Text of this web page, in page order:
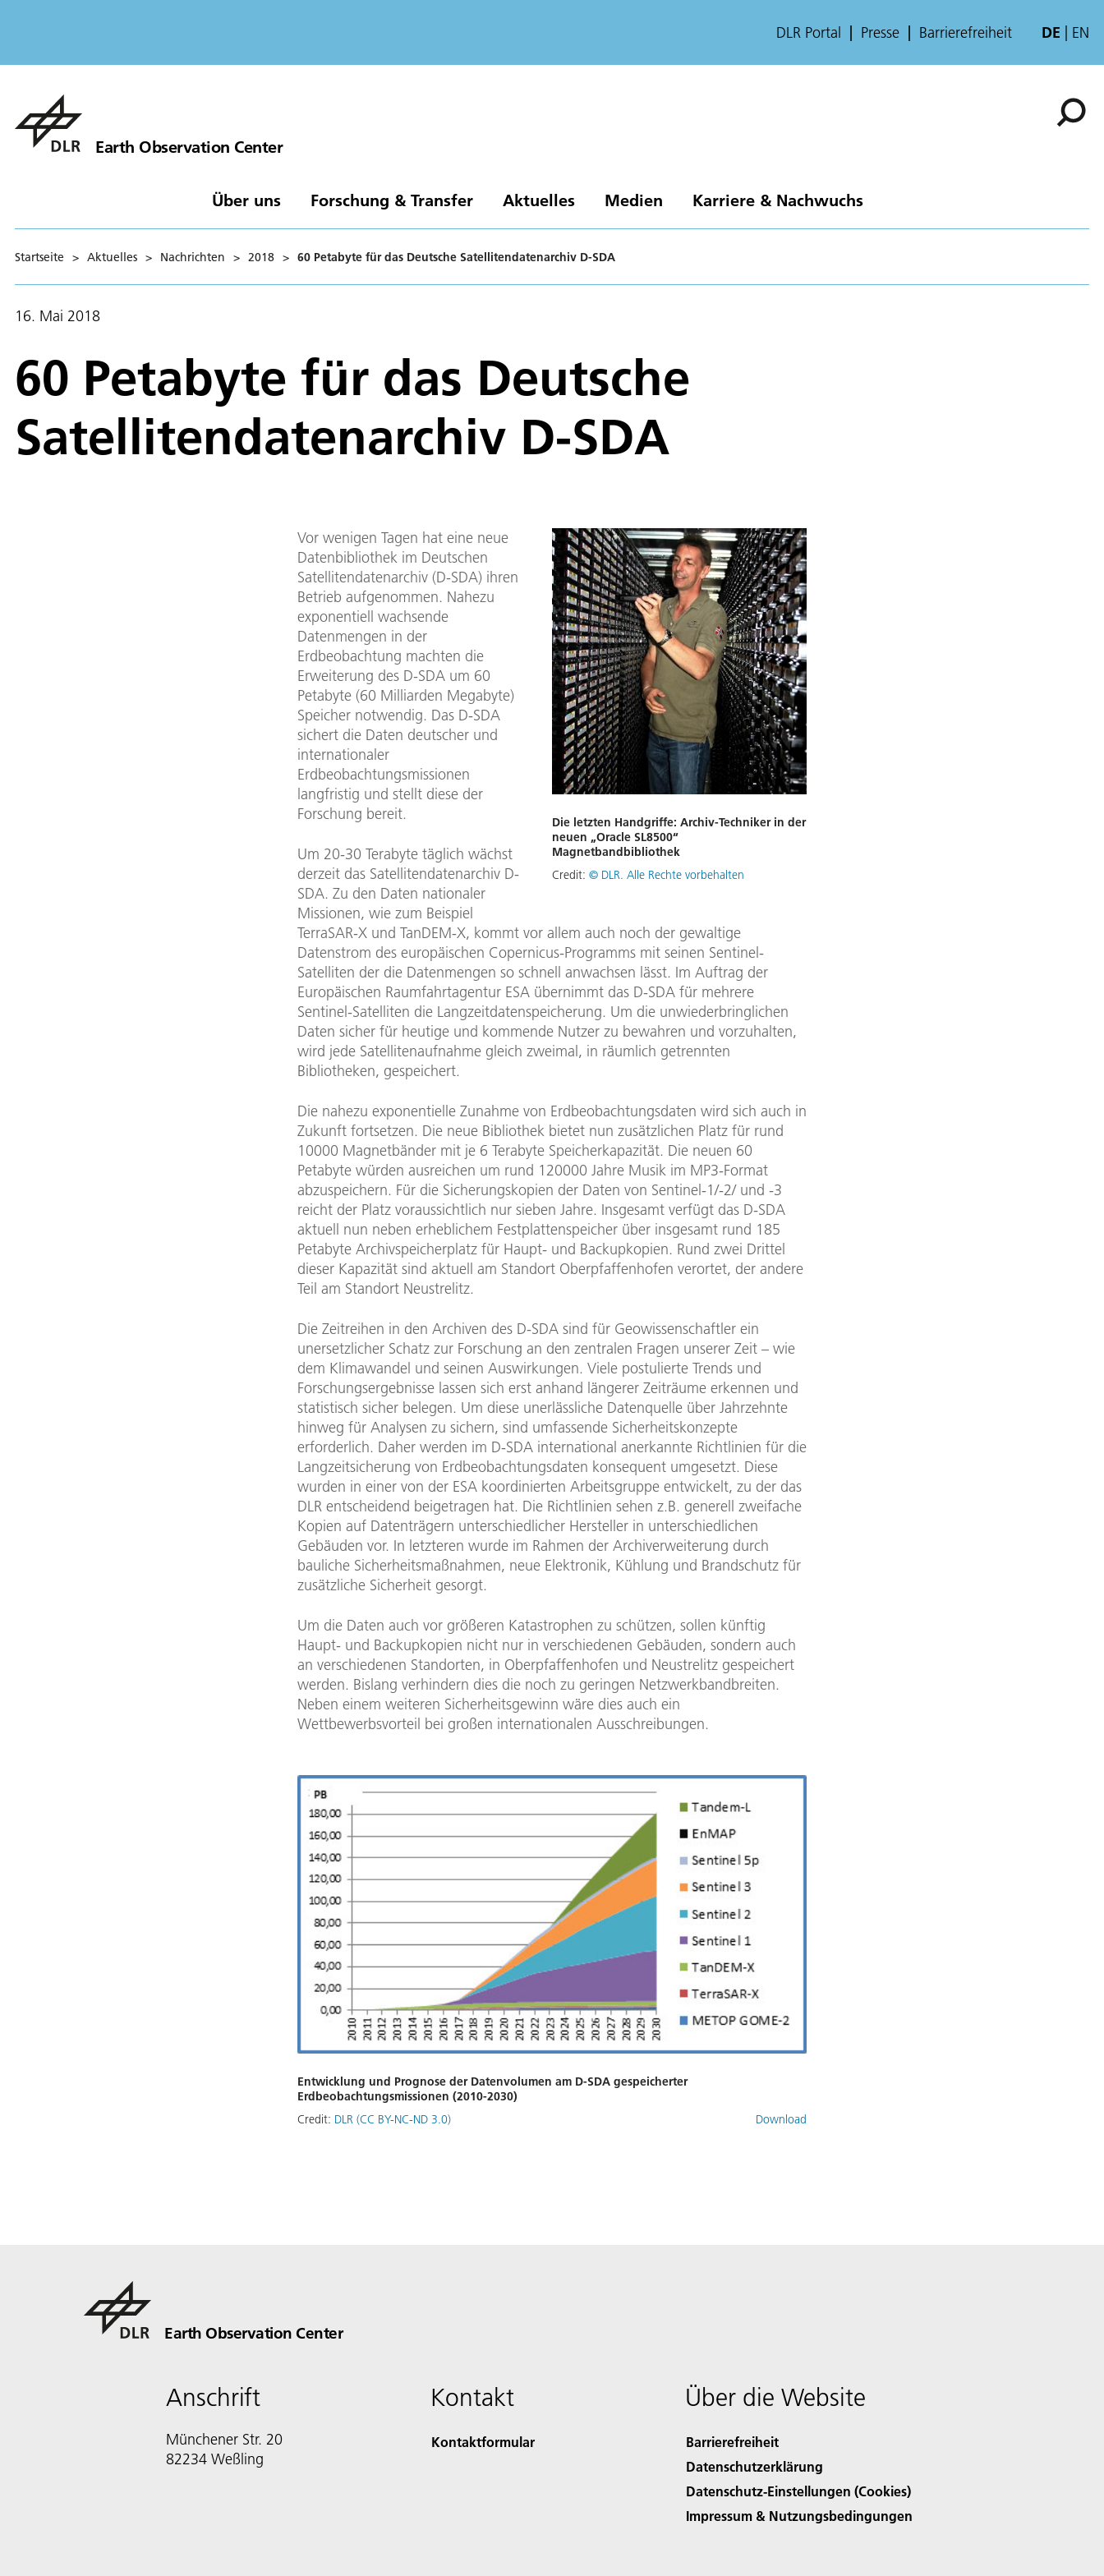
DLR Portal Presse Barrierefreiheit DE EN
Earth Observation Center
Über uns Forschung & Transfer Aktuelles Medien Karriere & Nachwuchs
Startseite > Aktuelles > Nachrichten > 2018 > 60 Petabyte für das Deutsche Satellitendatenarchiv D-SDA
16. Mai 2018
60 Petabyte für das Deutsche
Satellitendatenarchiv D-SDA
Die letzten Handgriffe: Archiv-Techniker in der
neuen „Oracle SL8500“
Magnetbandbibliothek
Credit: © DLR. Alle Rechte vorbehalten
Vor wenigen Tagen hat eine neue
Datenbibliothek im Deutschen
Satellitendatenarchiv (D-SDA) ihren
Betrieb aufgenommen. Nahezu
exponentiell wachsende
Datenmengen in der
Erdbeobachtung machten die
Erweiterung des D-SDA um 60
Petabyte (60 Milliarden Megabyte)
Speicher notwendig. Das D-SDA
sichert die Daten deutscher und
internationaler
Erdbeobachtungsmissionen
langfristig und stellt diese der
Forschung bereit.
Um 20-30 Terabyte täglich wächst
derzeit das Satellitendatenarchiv D-
SDA. Zu den Daten nationaler
Missionen, wie zum Beispiel
TerraSAR-X und TanDEM-X, kommt vor allem auch noch der gewaltige
Datenstrom des europäischen Copernicus-Programms mit seinen Sentinel-
Satelliten der die Datenmengen so schnell anwachsen lässt. Im Auftrag der
Europäischen Raumfahrtagentur ESA übernimmt das D-SDA für mehrere
Sentinel-Satelliten die Langzeitdatenspeicherung. Um die unwiederbringlichen
Daten sicher für heutige und kommende Nutzer zu bewahren und vorzuhalten,
wird jede Satellitenaufnahme gleich zweimal, in räumlich getrennten
Bibliotheken, gespeichert.
Die nahezu exponentielle Zunahme von Erdbeobachtungsdaten wird sich auch in
Zukunft fortsetzen. Die neue Bibliothek bietet nun zusätzlichen Platz für rund
10000 Magnetbänder mit je 6 Terabyte Speicherkapazität. Die neuen 60
Petabyte würden ausreichen um rund 120000 Jahre Musik im MP3-Format
abzuspeichern. Für die Sicherungskopien der Daten von Sentinel-1/-2/ und -3
reicht der Platz voraussichtlich nur sieben Jahre. Insgesamt verfügt das D-SDA
aktuell nun neben erheblichem Festplattenspeicher über insgesamt rund 185
Petabyte Archivspeicherplatz für Haupt- und Backupkopien. Rund zwei Drittel
dieser Kapazität sind aktuell am Standort Oberpfaffenhofen verortet, der andere
Teil am Standort Neustrelitz.
Die Zeitreihen in den Archiven des D-SDA sind für Geowissenschaftler ein
unersetzlicher Schatz zur Forschung an den zentralen Fragen unserer Zeit – wie
dem Klimawandel und seinen Auswirkungen. Viele postulierte Trends und
Forschungsergebnisse lassen sich erst anhand längerer Zeiträume erkennen und
statistisch sicher belegen. Um diese unerlässliche Datenquelle über Jahrzehnte
hinweg für Analysen zu sichern, sind umfassende Sicherheitskonzepte
erforderlich. Daher werden im D-SDA international anerkannte Richtlinien für die
Langzeitsicherung von Erdbeobachtungsdaten konsequent umgesetzt. Diese
wurden in einer von der ESA koordinierten Arbeitsgruppe entwickelt, zu der das
DLR entscheidend beigetragen hat. Die Richtlinien sehen z.B. generell zweifache
Kopien auf Datenträgern unterschiedlicher Hersteller in unterschiedlichen
Gebäuden vor. In letzteren wurde im Rahmen der Archiverweiterung durch
bauliche Sicherheitsmaßnahmen, neue Elektronik, Kühlung und Brandschutz für
zusätzliche Sicherheit gesorgt.
Um die Daten auch vor größeren Katastrophen zu schützen, sollen künftig
Haupt- und Backupkopien nicht nur in verschiedenen Gebäuden, sondern auch
an verschiedenen Standorten, in Oberpfaffenhofen und Neustrelitz gespeichert
werden. Bislang verhindern dies die noch zu geringen Netzwerkbandbreiten.
Neben einem weiteren Sicherheitsgewinn wäre dies auch ein
Wettbewerbsvorteil bei großen internationalen Ausschreibungen.
Entwicklung und Prognose der Datenvolumen am D-SDA gespeicherter
Erdbeobachtungsmissionen (2010-2030)
Credit: DLR (CC BY-NC-ND 3.0) Download
Earth Observation Center
Anschrift
Münchener Str. 20
Kontakt
Kontaktformular
Über die Website
Barrierefreiheit
Datenschutzerklärung
Datenschutz-Einstellungen (Cookies)
Impressum & Nutzungsbedingungen